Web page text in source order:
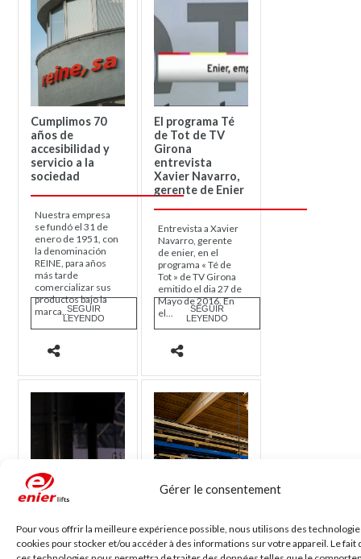
Gérer le consentement
Pour vous offrir la meilleure expérience possible, nous utilisons des
cookies pour stocker et/ou accéder à des informations sur votre appareil. Le fait
Cumplimos 70
años de
accesibilidad y
servicio a la
sociedad
Nuestra empresa
se fundó el 31 de
enero de 1951, con
la denominación
REINE, para años
más tarde
comercializar sus
productos bajo la
marca...SEGUIR
LEYENDO
El programa Té
de Tot de TV
Girona
entrevista
Xavier Navarro,
gerente de Enier
Entrevista a Xavier
Navarro, gerente
de enier, en el
programa « Té de
Tot » de TV Girona
emitido el dia 27 de
Mayo de 2016. En
el...
SEGUIR
LEYENDO